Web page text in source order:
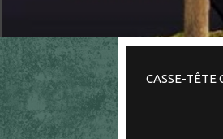
CASSE-TÊTE